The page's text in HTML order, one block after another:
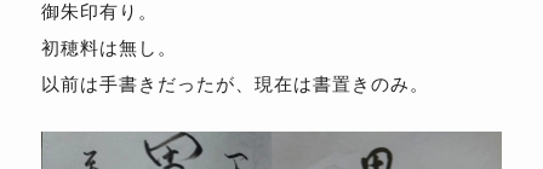
御朱印有り。
初穂料は無し。
以前は手書きだったが、現在は書置きのみ。